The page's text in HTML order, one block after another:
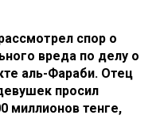
спор о
вреда по делу о
аль-Фараби. Отец
просил
миллионов тенге,